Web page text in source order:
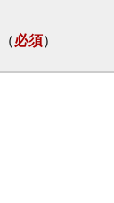
（必須）